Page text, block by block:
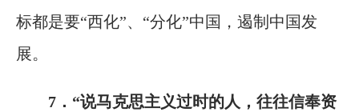
标都是要“西化”、“分化”中国，遏制中国发
展。
7．“说马克思主义过时的人，往往信奉资